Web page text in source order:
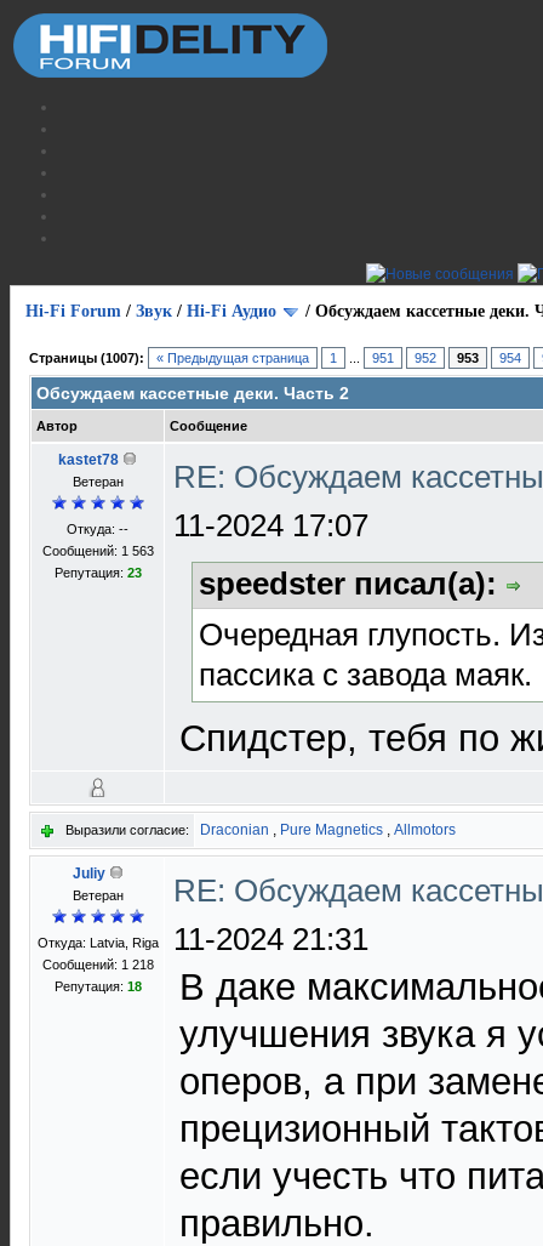
Hi-Fi Forum / Звук / Hi-Fi Аудио / Обсуждаем кассетные деки.
Страницы (1007): « Предыдущая страница 1 951 952 953 954
Обсуждаем кассетные деки. Часть 2
Автор Сообщение
kastet78
Ветеран
Откуда: --
Сообщений: 1 563
Репутация: 23
RE: Обсуждаем
11-2024 17:07
speedster писал(а):
Очередная глупость.
пассика с завода маяк.
Спидстер, тебя по
Выразили согласие: Draconian , Pure Magnetics , Allmotors
Juliy
Ветеран
Откуда: Latvia, Riga
Сообщений: 1 218
Репутация: 18
RE: Обсуждаем
11-2024 21:31
В даке
улучшения звука я
оперов, а при
прецизионный
если учесть что
правильно.